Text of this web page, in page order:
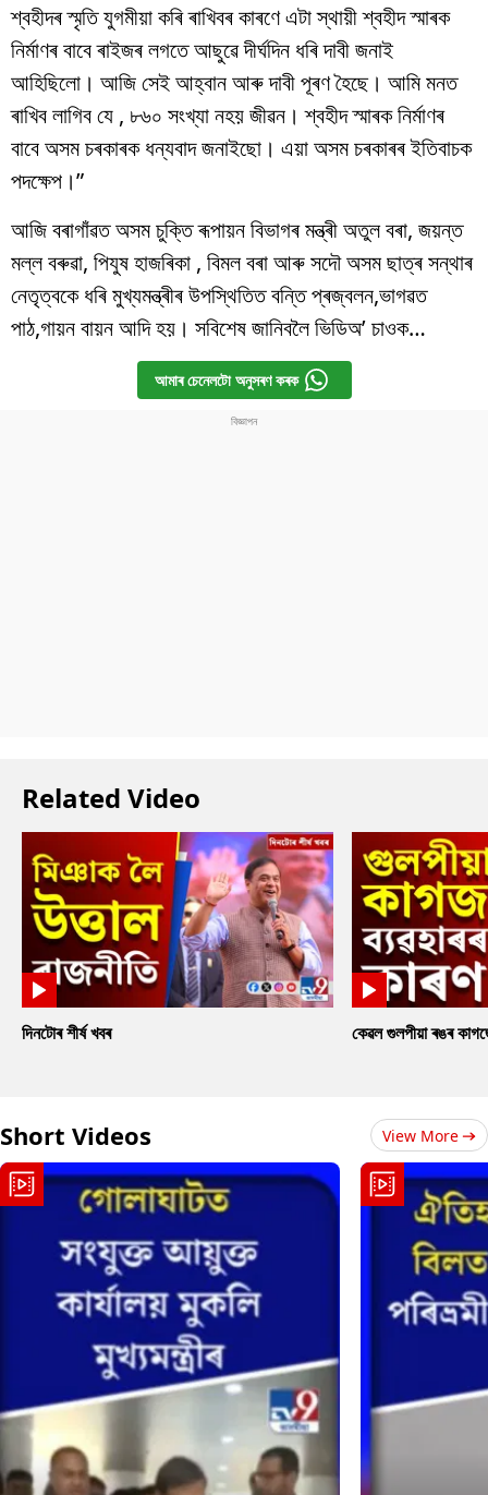
শ্বহীদৰ স্মৃতি যুগমীয়া কৰি ৰাখিবৰ কাৰণে এটা স্থায়ী শ্বহীদ স্মাৰক
নিৰ্মাণৰ বাবে ৰাইজৰ লগতে আছুৱে দীৰ্ঘদিন ধৰি দাবী জনাই
আহিছিলো। আজি সেই আহ্বান আৰু দাবী পূৰণ হৈছে। আমি মনত
ৰাখিব লাগিব যে , ৮৬০ সংখ্যা নহয় জীৱন। শ্বহীদ স্মাৰক নিৰ্মাণৰ
বাবে অসম চৰকাৰক ধন্যবাদ জনাইছো। এয়া অসম চৰকাৰৰ ইতিবাচক
পদক্ষেপ।”
আজি বৰাগাঁৱত অসম চুক্তি ৰূপায়ন বিভাগৰ মন্ত্ৰী অতুল বৰা, জয়ন্ত
মল্ল বৰুৱা, পিযুষ হাজৰিকা , বিমল বৰা আৰু সদৌ অসম ছাত্ৰ সন্থাৰ
নেতৃত্বকে ধৰি মুখ্যমন্ত্ৰীৰ উপস্থিতিত বন্তি প্ৰজ্বলন,ভাগৱত
পাঠ,গায়ন বায়ন আদি হয়। সবিশেষ জানিবলৈ ভিডিঅ’ চাওক…
আমাৰ চেনেলটো অনুসৰণ কৰক
Related Video
দিনটোৰ শীৰ্ষ খবৰ কেৱল গুলপীয়া ৰঙৰ
Short Videos View More